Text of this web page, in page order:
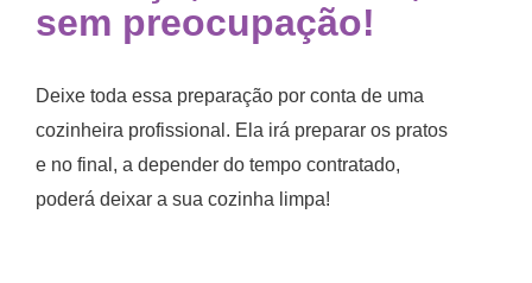
sem preocupação!
Deixe toda essa preparação por conta de uma
cozinheira profissional. Ela irá preparar os pratos
e no final, a depender do tempo contratado,
poderá deixar a sua cozinha limpa!